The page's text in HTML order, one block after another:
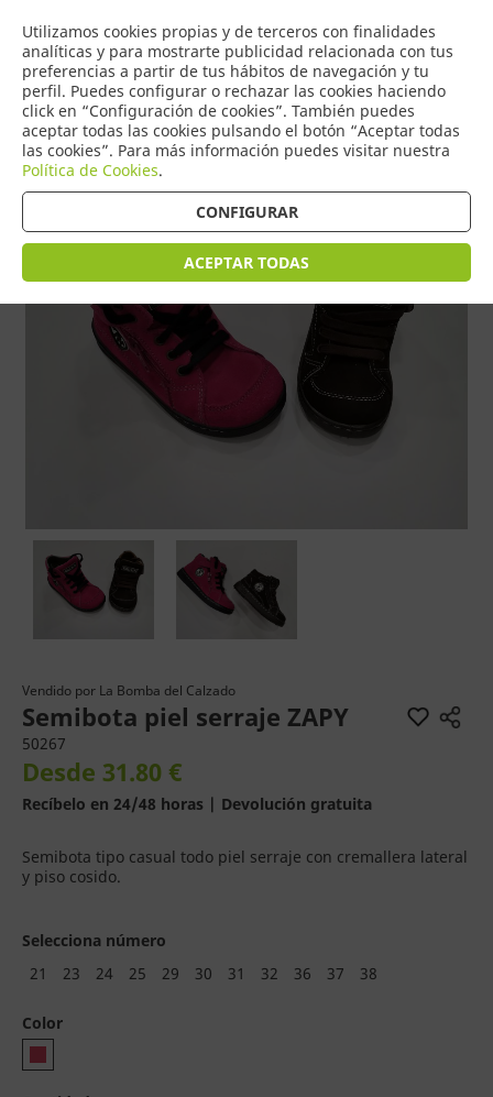
Utilizamos cookies propias y de terceros con finalidades
analíticas y para mostrarte publicidad relacionada con tus
preferencias a partir de tus hábitos de navegación y tu
perfil. Puedes configurar o rechazar las cookies haciendo
click en “Configuración de cookies”. También puedes
aceptar todas las cookies pulsando el botón “Aceptar todas
las cookies”. Para más información puedes visitar nuestra
Política de Cookies.
CONFIGURAR
ACEPTAR TODAS
0
COMERCIO
DE TORRIJOS
Tienda > Zapatos niña y niño
Vendido por La Bomba del Calzado
Semibota piel serraje ZAPY
50267
Desde 31.80 €
Recíbelo en 24/48 horas | Devolución gratuita
Semibota tipo casual todo piel serraje con cremallera lateral
y piso cosido.
Selecciona número
21
23 24 25 29 30 31 32 36 37 38
Color